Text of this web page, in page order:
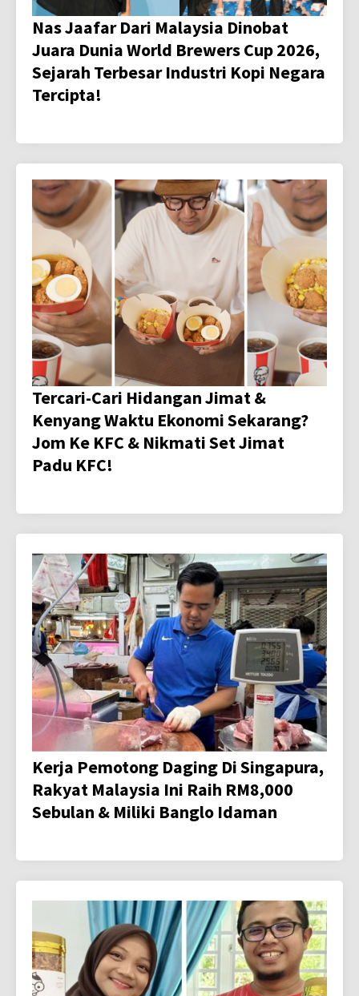
Nas Jaafar Dari Malaysia Dinobat
Juara Dunia World Brewers Cup 2026,
Sejarah Terbesar Industri Kopi Negara
Tercipta!
Tercari-Cari Hidangan Jimat &
Kenyang Waktu Ekonomi Sekarang?
Jom Ke KFC & Nikmati Set Jimat
Padu KFC!
Kerja Pemotong Daging Di Singapura,
Rakyat Malaysia Ini Raih RM8,000
Sebulan & Miliki Banglo Idaman